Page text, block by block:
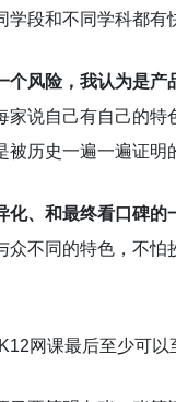
段和不同学科都有
个风险，我认为是产
说自己有自己的
历史一遍一遍证明
、和最终看口碑的
不同的特色，不
网课最后至少可以